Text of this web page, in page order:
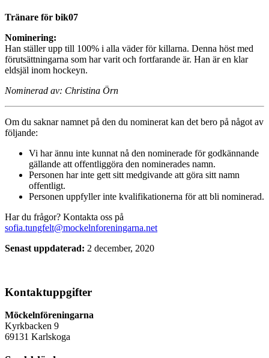
Tränare för bik07
Nominering:
Han ställer upp till 100% i alla väder för killarna. Denna höst med
förutsättningarna som har varit och fortfarande är. Han är en klar
eldsjäl inom hockeyn.
Nominerad av: Christina Örn
Om du saknar namnet på den du nominerat kan det bero på något av
följande:
Vi har ännu inte kunnat nå den nominerade för godkännande
gällande att offentliggöra den nominerades namn.
Personen har inte gett sitt medgivande att göra sitt namn
offentligt.
Personen uppfyller inte kvalifikationerna för att bli nominerad.
Har du frågor? Kontakta oss på
sofia.tungfelt@mockelnforeningarna.net
Senast uppdaterad: 2 december, 2020
Kontaktuppgifter
Möckelnföreningarna
Kyrkbacken 9
69131 Karlskoga